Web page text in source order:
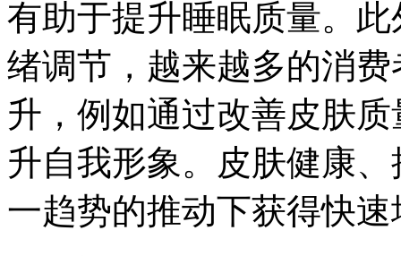
有助于提升睡眠质量。
绪调节，越来越多的消
升，例如通过改善皮肤
升自我形象。皮肤健康
一趋势的推动下获得快速